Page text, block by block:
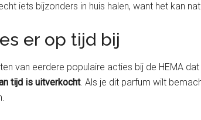
iets bijzonders in huis halen, want het kan
er op tijd bij
van eerdere populaire acties bij de HEMA
tijd is uitverkocht. Als je dit parfum wilt